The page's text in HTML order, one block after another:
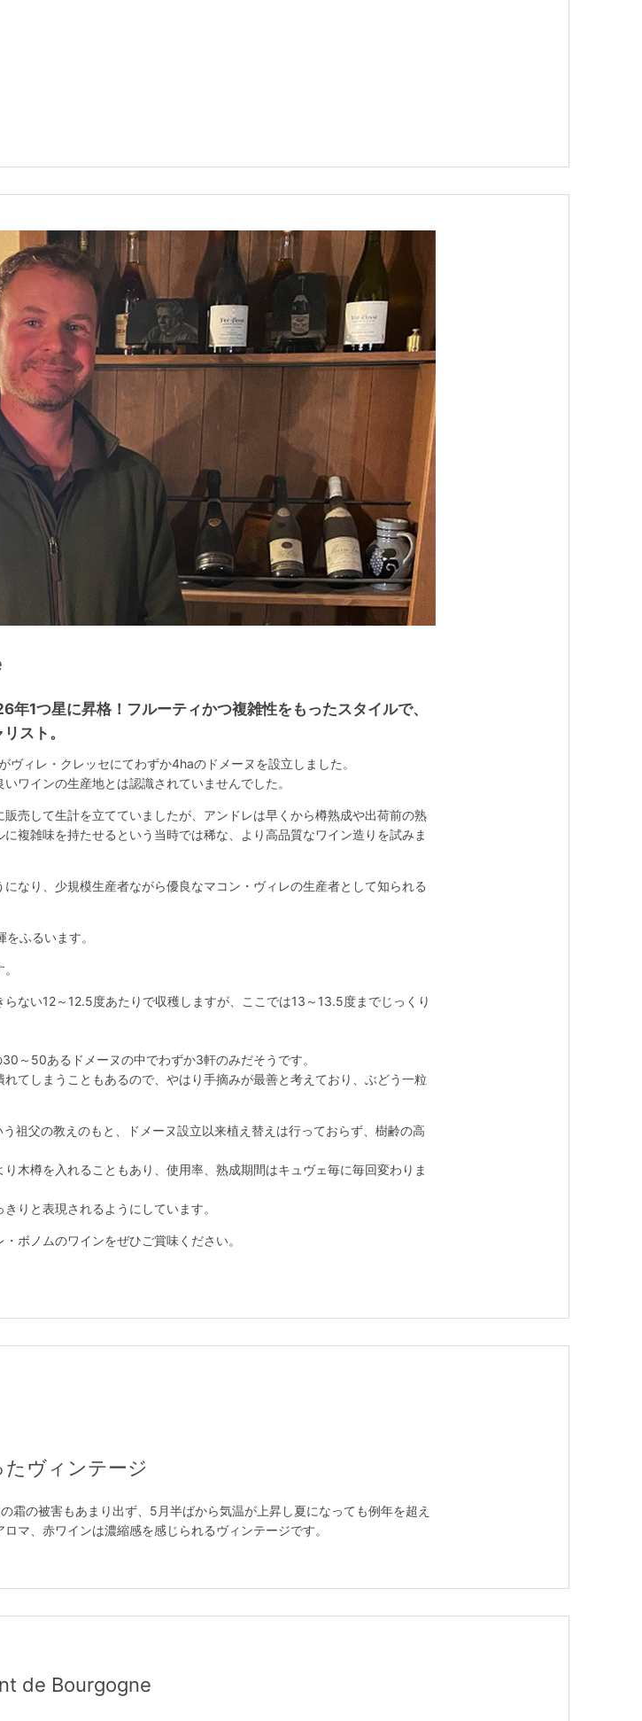
1つ星に昇格！フルーティかつ複雑性をもったスタイルで、
スト。
ィレ・クレッセにてわずか4haのドメーヌを設立しました。
ワインの生産地とは認識されていませんでした。
売して生計を立てていましたが、アンドレは早くから樽熟成や出荷前の熟
複雑味を持たせるという当時では稀な、より高品質なワイン造りを試みま
なり、少規模生産者ながら優良なマコン・ヴィレの生産者として知られる
ふるいます。
ない12～12.5度あたりで収穫しますが、ここでは13～13.5度までじっくり
～50あるドメーヌの中でわずか3軒のみだそうです。
てしまうこともあるので、やはり手摘みが最善と考えており、ぶどう一粒
う祖父の教えのもと、ドメーヌ設立以来植え替えは行っておらず、樹齢の高
木樽を入れることもあり、使用率、熟成期間はキュヴェ毎に毎回変わりま
りと表現されるようにしています。
ボノムのワインをぜひご賞味ください。
ヴィンテージ
霜の被害もあまり出ず、5月半ばから気温が上昇し夏になっても例年を超え
マ、赤ワインは濃縮感を感じられるヴィンテージです。
de Bourgogne